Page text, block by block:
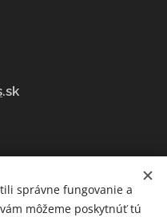
.sk
správne fungovanie a
môžeme poskytnúť tú